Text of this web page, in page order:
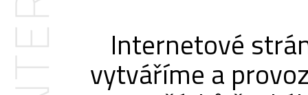
Internetové
vytváříme a